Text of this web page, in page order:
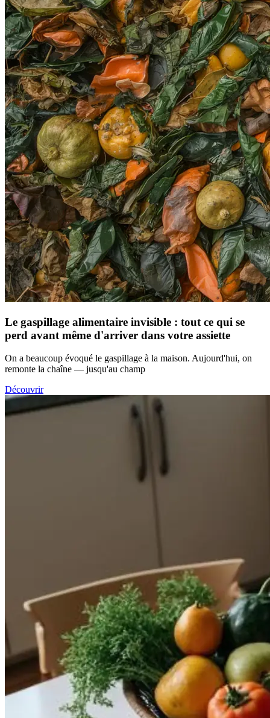
Le gaspillage alimentaire invisible : tout ce qui se
perd avant même d'arriver dans votre assiette
On a beaucoup évoqué le gaspillage à la maison. Aujourd'hui, on
remonte la chaîne — jusqu'au champ
Découvrir